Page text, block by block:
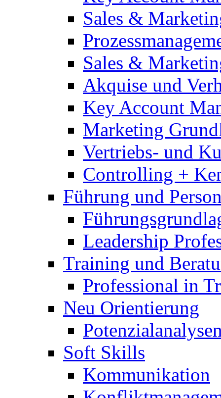
Sales &
Sales &
Akquise und
Key Account
Marketing
Vertriebs- und
Controlling +
Führung und
Leadership
Training und
Professional in
Neu Orientierung
Soft Skills
Kommunikation